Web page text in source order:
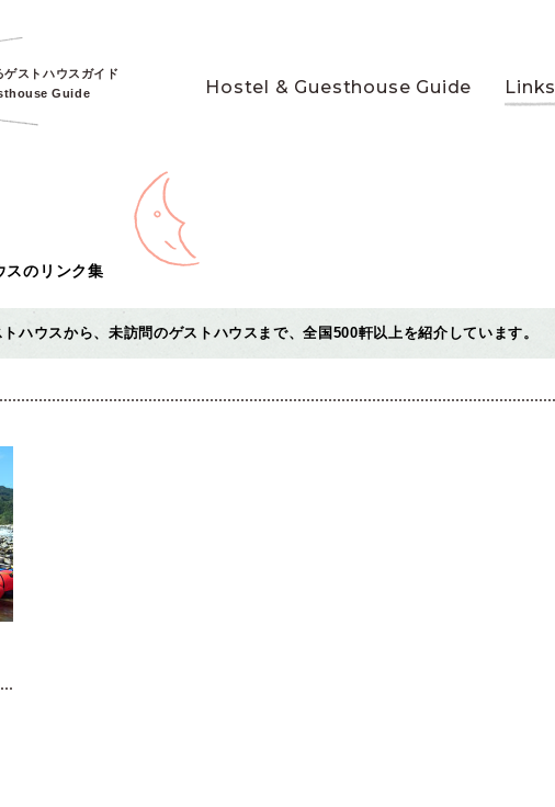
ゲストハウスガイド
Guide
Hostel & Guesthouse Guide Links
スのリンク集
ハウスから、未訪問のゲストハウスまで、全国500軒以上を紹介しています。